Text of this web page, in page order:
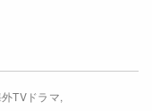
イン・スミス
TVドラマ